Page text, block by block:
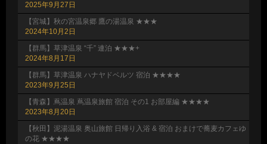
2025年9月27日
【宮城】秋の宮温泉郷 鷹の湯温泉 ★★★
2024年10月2日
【群馬】草津温泉 “千” 連泊 ★★★+
2024年8月17日
【群馬】草津温泉 ハナヤドベルツ 宿泊 ★★★★
2023年9月25日
【青森】蔦温泉 蔦温泉旅館 宿泊 その1 お部屋編 ★★★★
2023年8月20日
【秋田】泥湯温泉 奥山旅館 日帰り入浴 & 宿泊 おまけで蕎麦カフェゆ
の花 ★★★★